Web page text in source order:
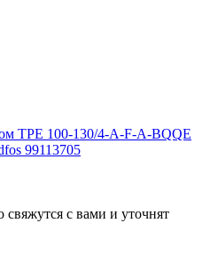
TPE 100-130/4-A-F-A-BQQE
99113705
с вами и уточнят